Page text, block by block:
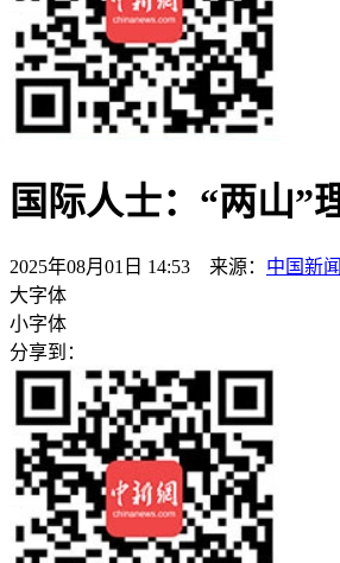
国际人士：“两山”
2025年08月01日 14:53 来源： 中国新
大字体
小字体
分享到：